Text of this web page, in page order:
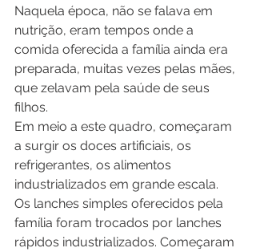
Naquela época, não se falava em
nutrição, eram tempos onde a
comida oferecida a família ainda era
preparada, muitas vezes pelas mães,
que zelavam pela saúde de seus
filhos.
Em meio a este quadro, começaram
a surgir os doces artificiais, os
refrigerantes, os alimentos
industrializados em grande escala.
Os lanches simples oferecidos pela
família foram trocados por lanches
rápidos industrializados. Começaram